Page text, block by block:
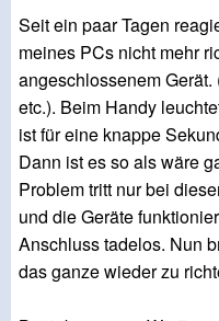
Seit ein paar Tagen
meines PCs nicht mehr
angeschlossenem
etc.). Beim Handy
ist für eine knappe
Dann ist es so als wäre
Problem tritt nur bei
und die Geräte
Anschluss tadelos. Nun
das ganze wieder zu